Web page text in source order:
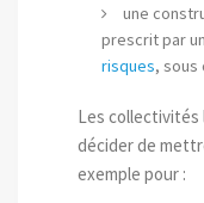
une
prescrit par un
risques, sous
Les collectivités
décider de
exemple pour :